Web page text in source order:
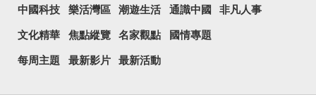
中國科技 樂活灣區 潮遊生活 通識中國 非凡人事
文化精華 焦點縱覽 名家觀點 國情專題
每周主題 最新影片 最新活動